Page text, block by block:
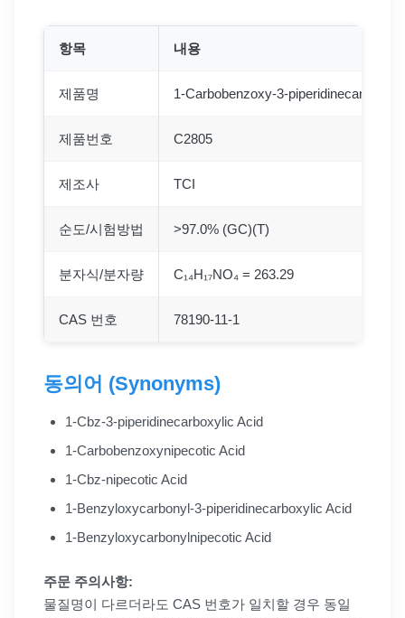
항목 내용
제품명 1-Carbobenzoxy-3-
제품번호 C2805
제조사 TCI
순도/시험방법 >97.0% (GC)(T)
분자식/분자량 C₁₄H₁₇NO₄ = 263.29
CAS 번호 78190-11-1
동의어 (Synonyms)
1-Cbz-3-piperidinecarboxylic Acid
1-Carbobenzoxynipecotic Acid
1-Cbz-nipecotic Acid
1-Benzyloxycarbonyl-3-piperidinecarboxylic Acid
1-Benzyloxycarbonylnipecotic Acid
주문 주의사항:
물질명이 다르더라도 CAS 번호가 일치할 경우 동일